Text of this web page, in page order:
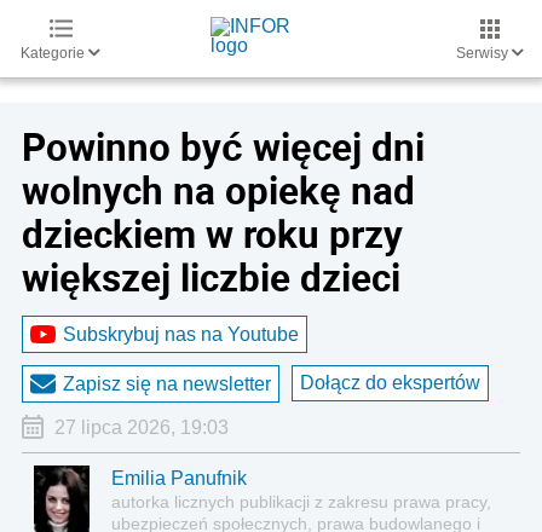
Kategorie Serwisy
Powinno być więcej dni
wolnych na opiekę nad
dzieckiem w roku przy
większej liczbie dzieci
Subskrybuj nas na Youtube
Zapisz się na newsletter Dołącz do ekspertów
27 lipca 2026, 19:03
Emilia Panufnik
autorka licznych publikacji z zakresu prawa pracy,
ubezpieczeń społecznych, prawa budowlanego i